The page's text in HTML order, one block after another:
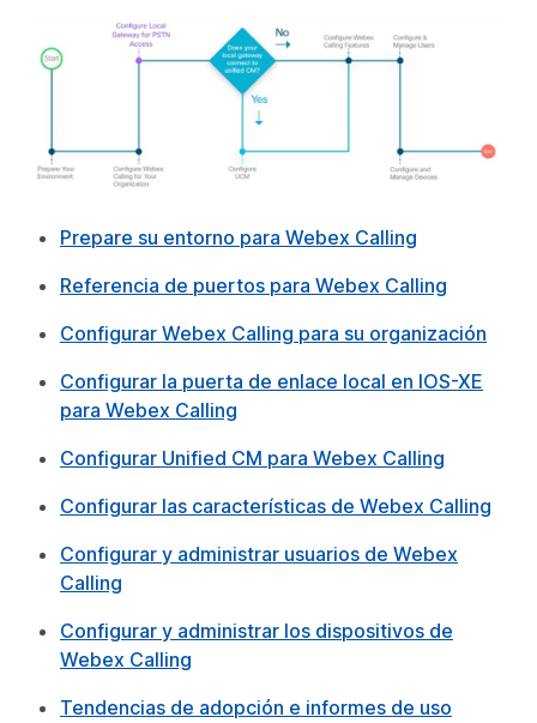
Prepare su entorno para Webex Calling
Referencia de puertos para Webex Calling
Configurar Webex Calling para su organización
Configurar la puerta de enlace local en IOS-XE
para Webex Calling
Configurar Unified CM para Webex Calling
Configurar las características de Webex Calling
Configurar y administrar usuarios de Webex
Calling
Configurar y administrar los dispositivos de
Webex Calling
Tendencias de adopción e informes de uso